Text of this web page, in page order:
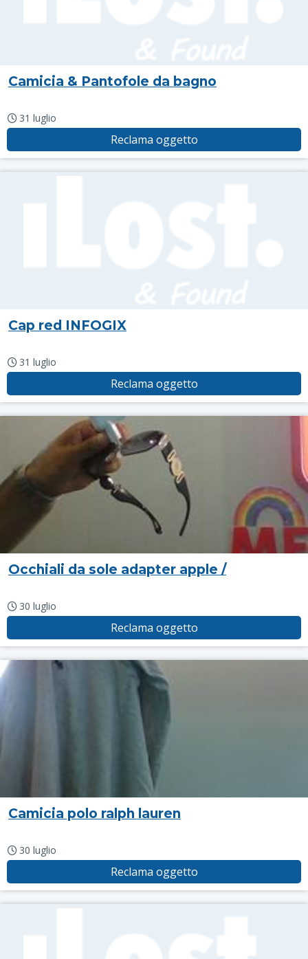
Camicia & Pantofole da bagno
31 luglio
Reclama oggetto
Cap red INFOGIX
31 luglio
Reclama oggetto
Occhiali da sole adapter apple /
30 luglio
Reclama oggetto
Camicia polo ralph lauren
30 luglio
Reclama oggetto